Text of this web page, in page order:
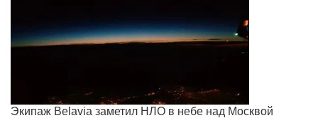
Экипаж Belavia заметил НЛО в небе над Москвой